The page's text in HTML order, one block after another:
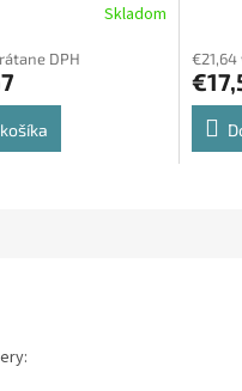
Skladom
DPH